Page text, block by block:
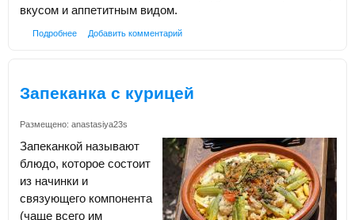
вкусом и аппетитным видом.
Подробнее Добавить комментарий
Запеканка с курицей
Размещено: anastasiya23s
Запеканкой называют
блюдо, которое состоит
из начинки и
связующего компонента
(чаще всего им